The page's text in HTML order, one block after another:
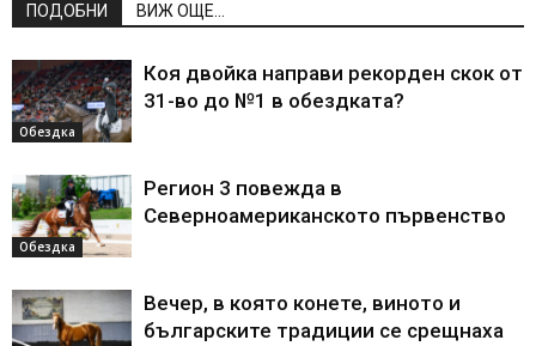
ПОДОБНИ ВИЖ ОЩЕ...
Обездка
Коя двойка направи рекорден скок от
31-во до №1 в обездката?
Обездка
Регион 3 повежда в
Северноамериканското първенство
Вечер, в която конете, виното и
българските традиции се срещнаха